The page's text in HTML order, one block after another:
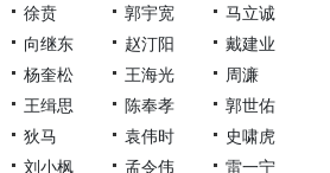
徐贲 郭宇宽
马立诚
向继东 赵汀阳
戴建业
杨奎松 王海光
周濂
王缉思 陈奉孝
郭世佑
狄马 袁伟时
史啸虎
刘小枫 孟令伟 雷一宁